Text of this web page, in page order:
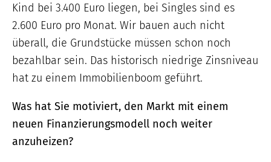
Kind bei 3.400 Euro liegen, bei Singles sind es
2.600 Euro pro Monat. Wir bauen auch nicht
überall, die Grundstücke müssen schon noch
bezahlbar sein. Das historisch niedrige Zinsniveau
hat zu einem Immobilienboom geführt.
Was hat Sie motiviert, den Markt mit einem
neuen Finanzierungsmodell noch weiter
anzuheizen?